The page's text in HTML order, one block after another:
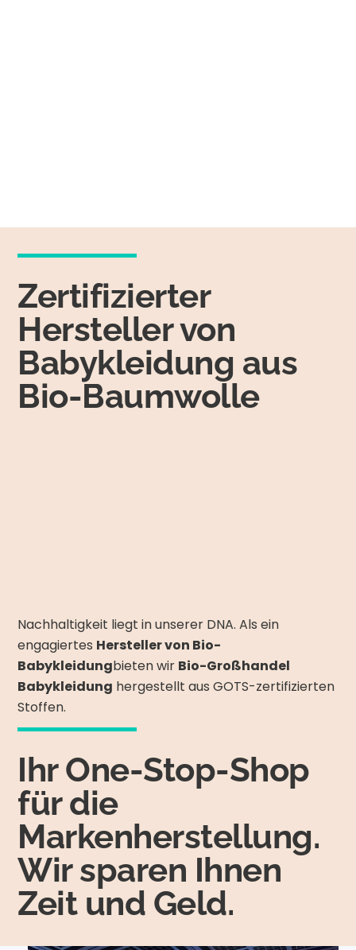
Zertifizierter
Hersteller von
Babykleidung aus
Bio-Baumwolle
Nachhaltigkeit liegt in unserer DNA. Als ein
engagiertes Hersteller von Bio-
Babykleidungbieten wir Bio-Großhandel
Babykleidung hergestellt aus GOTS-zertifizierten
Stoffen.
Ihr One-Stop-Shop
für die
Markenherstellung.
Wir sparen Ihnen
Zeit und Geld.